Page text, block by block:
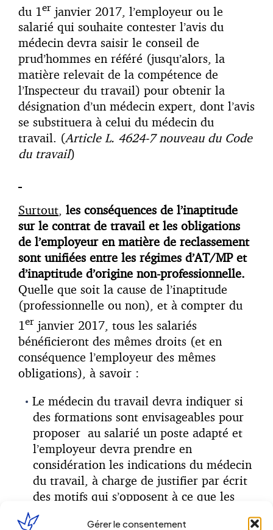
Gérer le consentement
du 1 er janvier 2017, l’employeur ou le
salarié qui souhaite contester l’avis du
médecin devra saisir le conseil de
prud’hommes en référé (jusqu’alors, la
matière relevait de la compétence de
l’Inspecteur du travail) pour obtenir la
désignation d’un médecin expert, dont l’avis
se substituera à celui du médecin du
travail. (Article L. 4624-7 nouveau du Code
du travail)
Surtout, les conséquences de l’inaptitude
sur le contrat de travail et les obligations
de l’employeur en matière de reclassement
sont unifiées entre les régimes d’AT/MP et
d’inaptitude d’origine non-professionnelle.
Quelle que soit la cause de l’inaptitude
(professionnelle ou non), et à compter du
1er janvier 2017, tous les salariés
bénéficieront des mêmes droits (et en
conséquence l’employeur des mêmes
obligations), à savoir :
Le médecin du travail devra indiquer si
des formations sont envisageables pour
proposer au salarié un poste adapté et
l’employeur devra prendre en
considération les indications du médecin
du travail, à charge de justifier par écrit
des motifs qui s’opposent à ce que les
propositions du médecin soient suivies ;